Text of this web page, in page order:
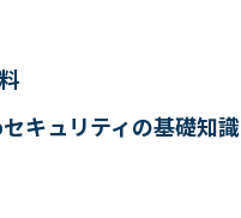
キュリティの基礎知識